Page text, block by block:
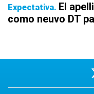
Expectativa El
como neuvo DT